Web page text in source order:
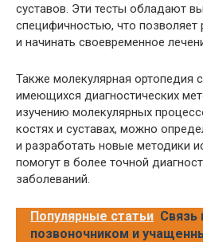
суставов. Эти тесты обладают
специфичностью, что позволяет
и начинать своевременное
Также молекулярная ортопедия
имеющихся диагностических
изучению молекулярных
костях и суставах, можно
и разработать новые методики
помогут в более точной
заболеваний.
Популярные статьи
позвоночником и